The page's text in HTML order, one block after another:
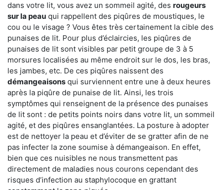
dans votre lit, vous avez un sommeil agité, des rougeurs
sur la peau qui rappellent des piqûres de moustiques, le
cou ou le visage ? Vous êtes très certainement la cible des
punaises de lit. Pour plus d’éclaircies, les piqûres de
punaises de lit sont visibles par petit groupe de 3 à 5
morsures localisées au même endroit sur le dos, les bras,
les jambes, etc. De ces piqûres naissent des
démangeaisons qui surviennent entre une à deux heures
après la piqûre de punaise de lit. Ainsi, les trois
symptômes qui renseignent de la présence des punaises
de lit sont : de petits points noirs dans votre lit, un sommeil
agité, et des piqûres ensanglantées. La posture à adopter
est de nettoyer la peau et d’éviter de se gratter afin de ne
pas infecter la zone soumise à démangeaison. En effet,
bien que ces nuisibles ne nous transmettent pas
directement de maladies nous courons cependant des
risques d’infection au staphylocoque en grattant